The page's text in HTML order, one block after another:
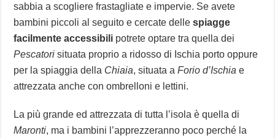
sabbia a scogliere frastagliate e impervie. Se avete
bambini piccoli al seguito e cercate dellespiagge
facilmente accessibili potrete optare tra quella dei
Pescatori situata proprio a ridosso di Ischia porto oppure
per la spiaggia della Chiaia, situata aForio d’Ischia e
attrezzata anche con ombrelloni e lettini.
La più grande ed attrezzata di tutta l’isola è quella di
Maronti, ma i bambini l’apprezzeranno poco perché la